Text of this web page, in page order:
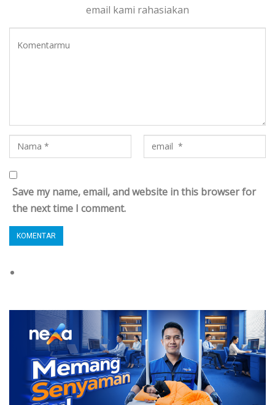
email kami rahasiakan
Save my name, email, and website in this browser for
the next time I comment.